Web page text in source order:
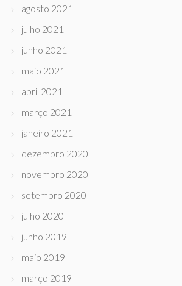
agosto 2021
julho 2021
junho 2021
maio 2021
abril 2021
março 2021
janeiro 2021
dezembro 2020
novembro 2020
setembro 2020
julho 2020
junho 2019
maio 2019
março 2019